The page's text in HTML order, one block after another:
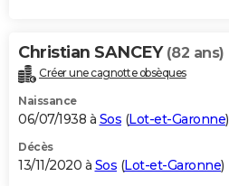
Christian SANCEY (82 ans)
Créer une cagnotte obsèques
Naissance
06/07/1938 à Sos (Lot-et-Garonne)
Décès
13/11/2020 à Sos (Lot-et-Garonne)